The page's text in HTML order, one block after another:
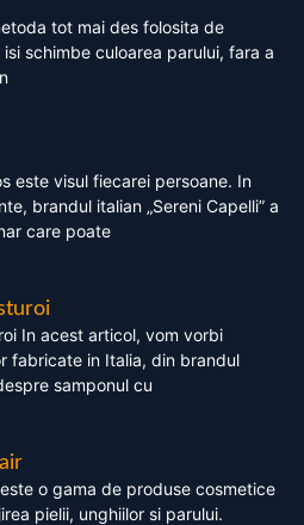
tot mai des folosita de
schimbe culoarea parului, fara a
este visul fiecarei persoane. In
brandul italian „Sereni Capelli” a
care poate
In acest articol, vom vorbi
fabricate in Italia, din brandul
samponul cu
o gama de produse cosmetice
pielii, unghiilor si parului.